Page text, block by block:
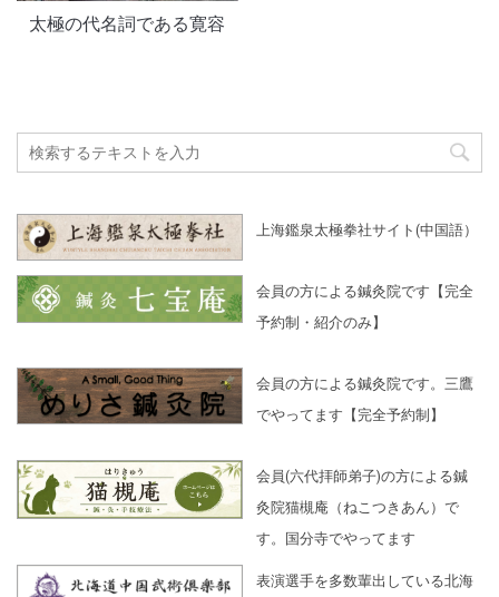
太極の代名詞である寛容
上海鑑泉太極拳社サイト(中国語）
会員の方による鍼灸院です【完全
予約制・紹介のみ】
会員の方による鍼灸院です。三鷹
でやってます【完全予約制】
会員(六代拝師弟子)の方による鍼
灸院猫槻庵（ねこつきあん）で
す。国分寺でやってます
表演選手を多数輩出している北海